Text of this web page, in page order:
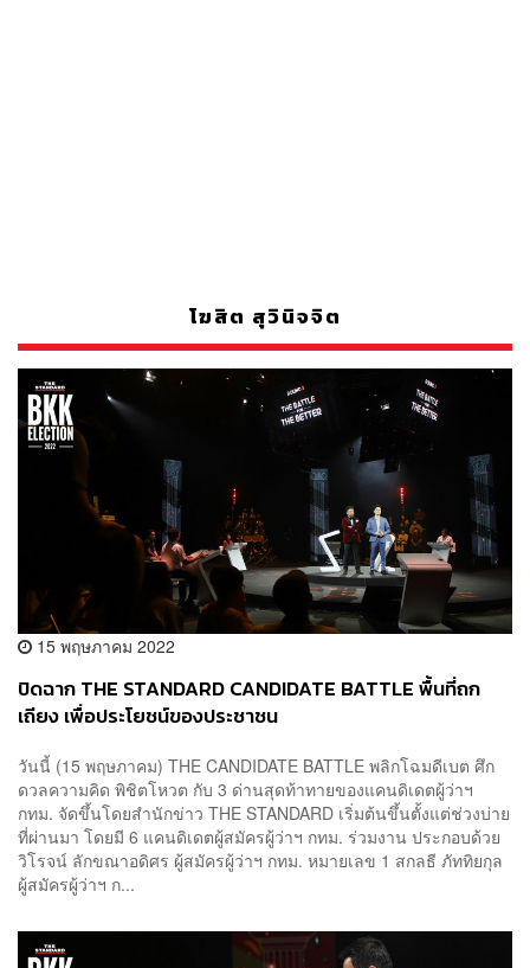
โฆสิต สุวินิจจิต
15 พฤษภาคม 2022
ปิดฉาก THE STANDARD CANDIDATE BATTLE พื้นที่ถก
เถียง เพื่อประโยชน์ของประชาชน
วันนี้ (15 พฤษภาคม) THE CANDIDATE BATTLE พลิกโฉมดีเบต ศึก
ดวลความคิด พิชิตโหวต กับ 3 ด่านสุดท้าทายของแคนดิเดตผู้ว่าฯ
กทม. จัดขึ้นโดยสำนักข่าว THE STANDARD เริ่มต้นขึ้นตั้งแต่ช่วงบ่าย
ที่ผ่านมา โดยมี 6 แคนดิเดตผู้สมัครผู้ว่าฯ​ กทม. ร่วมงาน ประกอบด้วย
วิโรจน์ ลักขณาอดิศร ผู้สมัครผู้ว่าฯ กทม. หมายเลข 1 สกลธี ภัททิยกุล
ผู้สมัครผู้ว่าฯ ก...